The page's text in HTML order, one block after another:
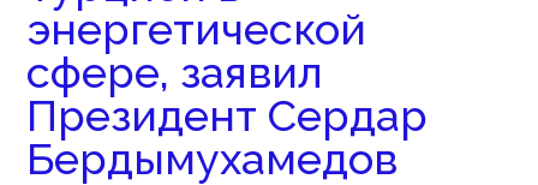
энергетической
сфере, заявил
Президент Сердар
Бердымухамедов